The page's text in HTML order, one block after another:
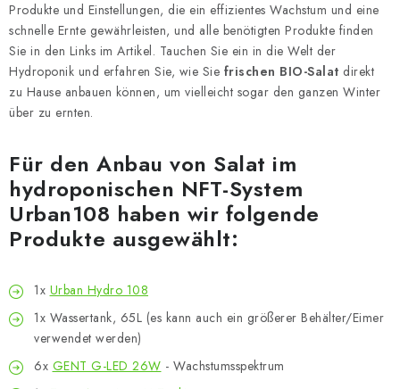
Geschäftsbewertung Kaufberatung AGB
Blog
Kontakt
Datenschutzerklärung Impressum
Produkte und Einstellungen, die ein effizientes Wachstum und eine
schnelle Ernte gewährleisten, und alle benötigten Produkte finden
Sie in den Links im Artikel. Tauchen Sie ein in die Welt der
Hydroponik und erfahren Sie, wie Sie frischen BIO-Salat direkt
zu Hause anbauen können, um vielleicht sogar den ganzen Winter
über zu ernten.
Für den Anbau von Salat im
hydroponischen NFT-System
Urban108 haben wir folgende
Produkte ausgewählt:
1x Urban Hydro 108
1x Wassertank, 65L (es kann auch ein größerer Behälter/Eimer
verwendet werden)
6x GENT G-LED 26W - Wachstumsspektrum